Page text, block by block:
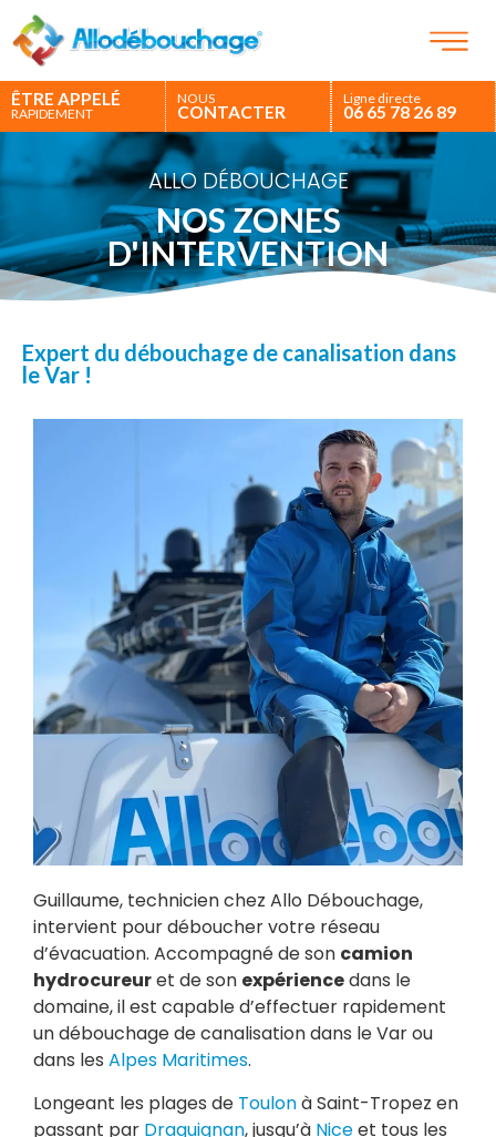
ÊTRE APPELÉ
RAPIDEMENT
NOUS
CONTACTER
Ligne directe
06 65 78 26 89
ALLO DÉBOUCHAGE
NOS ZONES
D'INTERVENTION
Expert du débouchage de canalisation dans
le Var !
Guillaume, technicien chez Allo Débouchage,
intervient pour déboucher votre réseau
d’évacuation. Accompagné de son camion
hydrocureuret de son expériencedans le
domaine, il est capable d’effectuer rapidement
un débouchage de canalisation dans le Var ou
dans les Alpes Maritimes.
Longeant les plages de Toulonà Saint-Tropez en
passant par Draguignan, jusqu’à Niceet tous les